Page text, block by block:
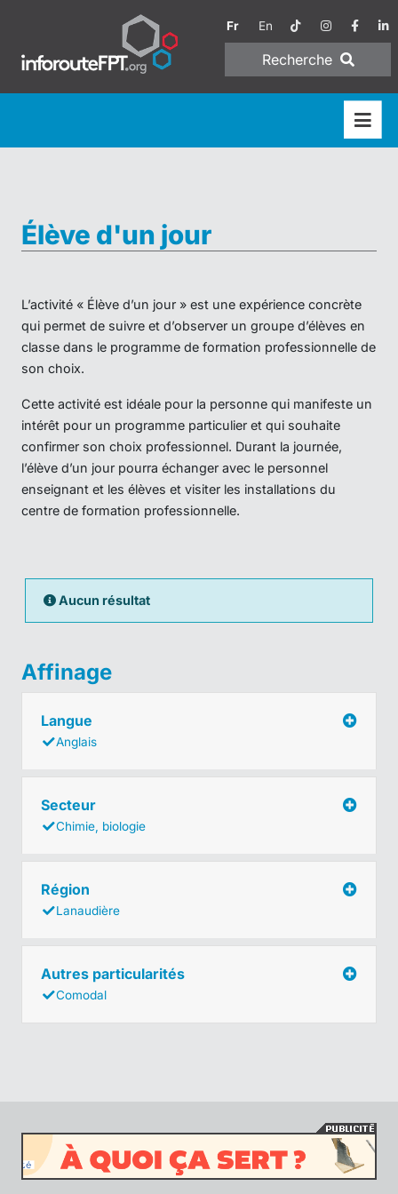
Fr En
Recherche
Élève d'un jour
L’activité « Élève d’un jour » est une expérience concrète
qui permet de suivre et d’observer un groupe d’élèves en
classe dans le programme de formation professionnelle de
son choix.
Cette activité est idéale pour la personne qui manifeste un
intérêt pour un programme particulier et qui souhaite
confirmer son choix professionnel. Durant la journée,
l’élève d’un jour pourra échanger avec le personnel
enseignant et les élèves et visiter les installations du
centre de formation professionnelle.
Aucun résultat
Affinage
Langue
Anglais
Secteur
Chimie, biologie
Région
Lanaudière
Autres particularités
Comodal